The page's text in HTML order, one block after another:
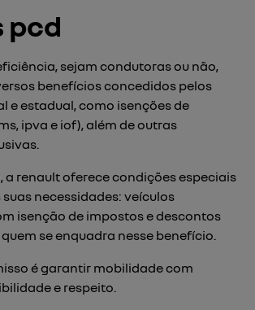
pcd
sejam condutoras ou não,
benefícios concedidos pelos
e estadual, como isenções de
ipva e iof), além de outras
a renault oferece condições especiais
necessidades: veículos
isenção de impostos e descontos
se enquadra nesse benefício.
é garantir mobilidade com
e respeito.